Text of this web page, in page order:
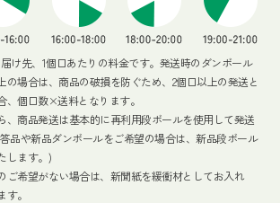
け先、1個口あたりの料金です。発送時のダンボール
の場合は、商品の破損を防ぐため、2個口以上の発送と
、個口数×送料となります。
、商品発送は基本的に再利用段ボールを使用して発送
品や新品ダンボールをご希望の場合は、新品段ボール
します。)
ご希望がない場合は、新聞紙を緩衝材としてお入れ
。